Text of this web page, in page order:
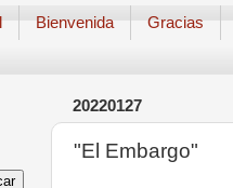
Bienvenida
Gracias
20220127
"El Embargo"